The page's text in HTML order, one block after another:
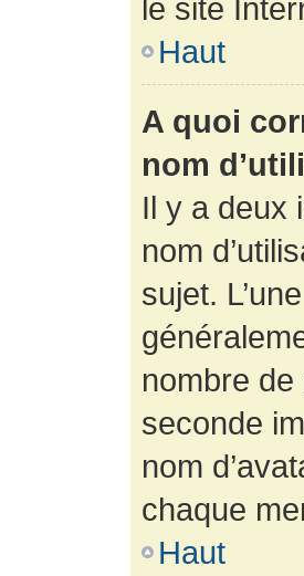
le site
Haut
A quoi
nom
Il y a deux
nom
sujet.
nombre
seconde
nom
chaque
Haut